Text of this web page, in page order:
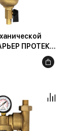
ПРОТЕКТ
воды, 100